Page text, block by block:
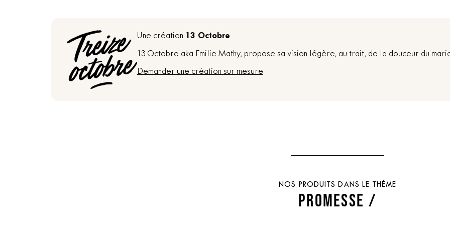
Une création 13 Octobre
13 Octobre aka Emilie Mathy, propose sa vision légère, au trait, de la douceur du
Demander une création sur mesure
NOS PRODUITS DANS LE THÈME
PROMESSE /